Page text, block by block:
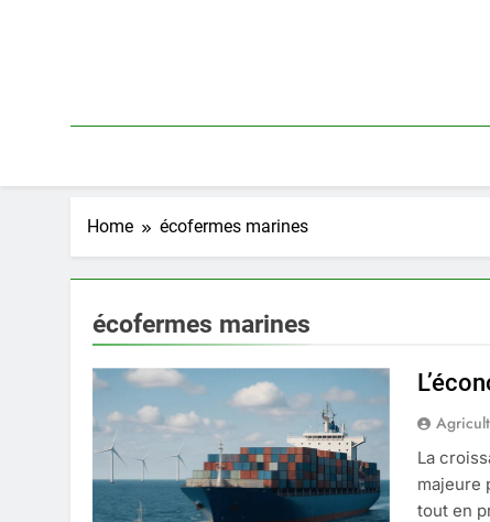
Home écofermes marines
écofermes marines
La
majeure
tout en